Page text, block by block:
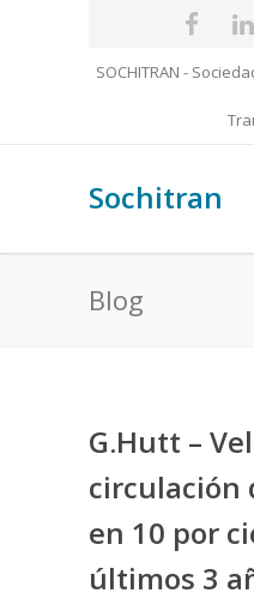
SOCHITRAN -
Sochitran
Blog
G.Hutt –
circulación
en 10 por
últimos 3